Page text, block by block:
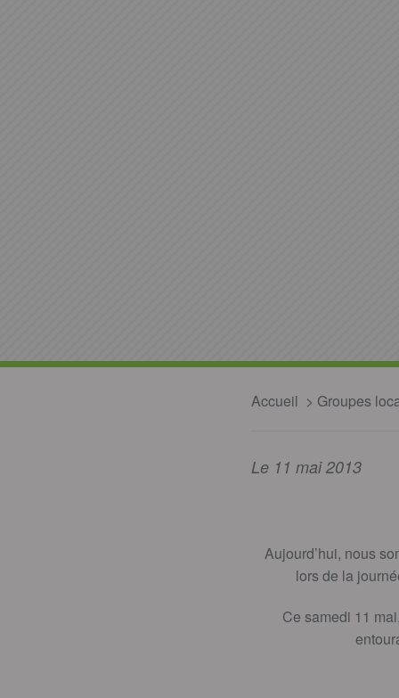
Accueil Groupes
Le 11 mai 2013
Aujourd’hui, nous
lors de la
Ce samedi 11